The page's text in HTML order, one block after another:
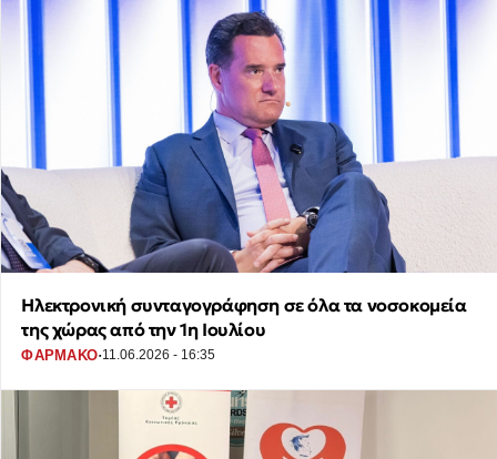
Ηλεκτρονική συνταγογράφηση σε όλα τα νοσοκομεία
της χώρας από την 1η Ιουλίου
ΦΑΡΜΑΚΟ·11.06.2026 - 16:35